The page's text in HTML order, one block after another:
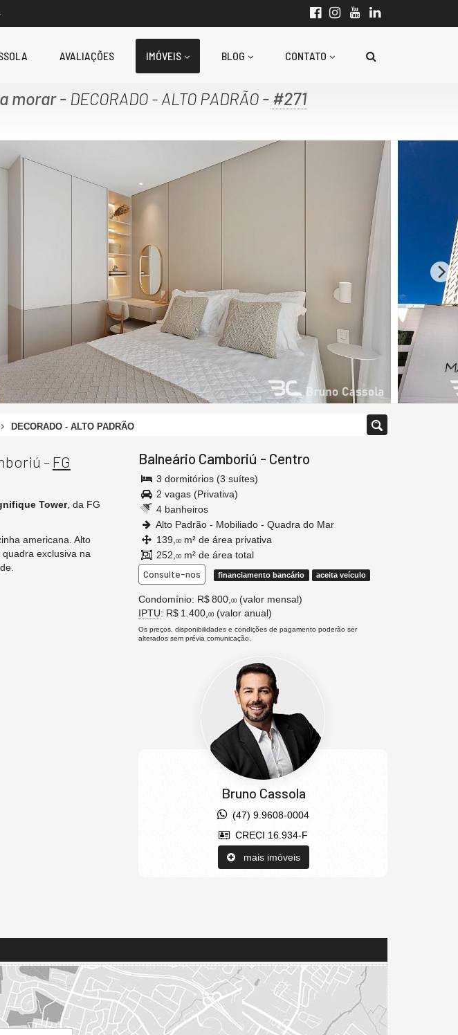
AVALIAÇÕES IMÓVEIS BLOG CONTATO
morar- DECORADO - ALTO PADRÃO - #271
DECORADO - ALTO PADRÃO
- FG
Tower, da FG
americana. Alto
exclusiva na
Balneário Camboriú - Centro
3 dormitórios (3 suítes)
2 vagas (Privativa)
4 banheiros
Alto Padrão - Mobiliado - Quadra do Mar
139, 00 m² de área privativa
252, 00 m² de área total
Consulte-nos financiamento bancário aceita veículo
Condomínio: R$ 800, 00 (valor mensal)
IPTU: R$ 1.400, 00 (valor anual)
Os preços, disponibilidades e condições de pagamento poderão ser
alterados sem prévia comunicação.
Bruno Cassola
(47) 9.9608-0004
CRECI 16.934-F
mais imóveis